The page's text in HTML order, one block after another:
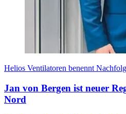
Helios Ventilatoren benennt
Jan von Bergen ist neuer
Nord